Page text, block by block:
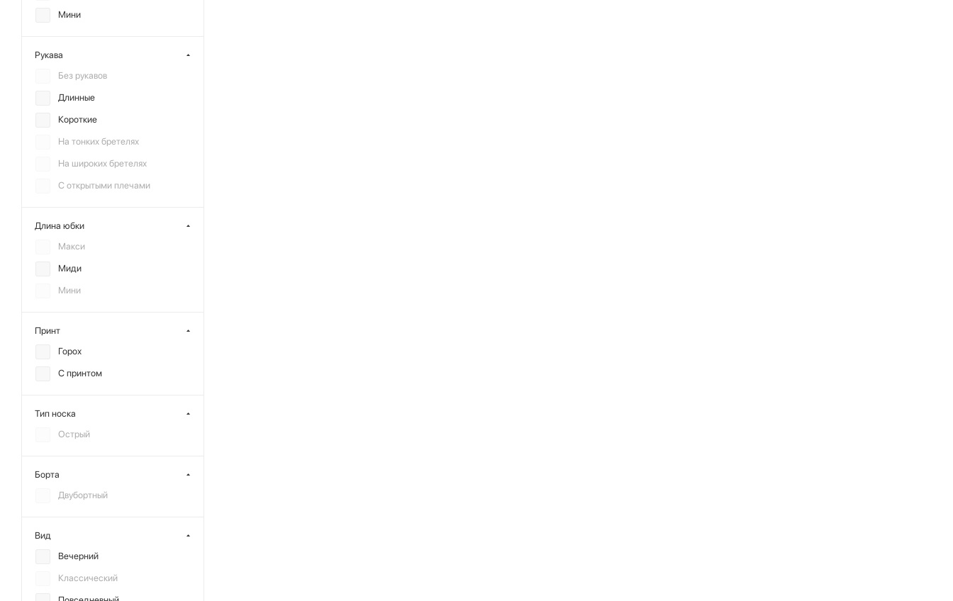
Мини
Рукава
Без рукавов
Длинные
Короткие
На тонких бретелях
На широких бретелях
С открытыми плечами
Длина юбки
Макси
Миди
Мини
Принт
Горох
С принтом
Тип носка
Острый
Борта
Двубортный
Вид
Вечерний
Классический